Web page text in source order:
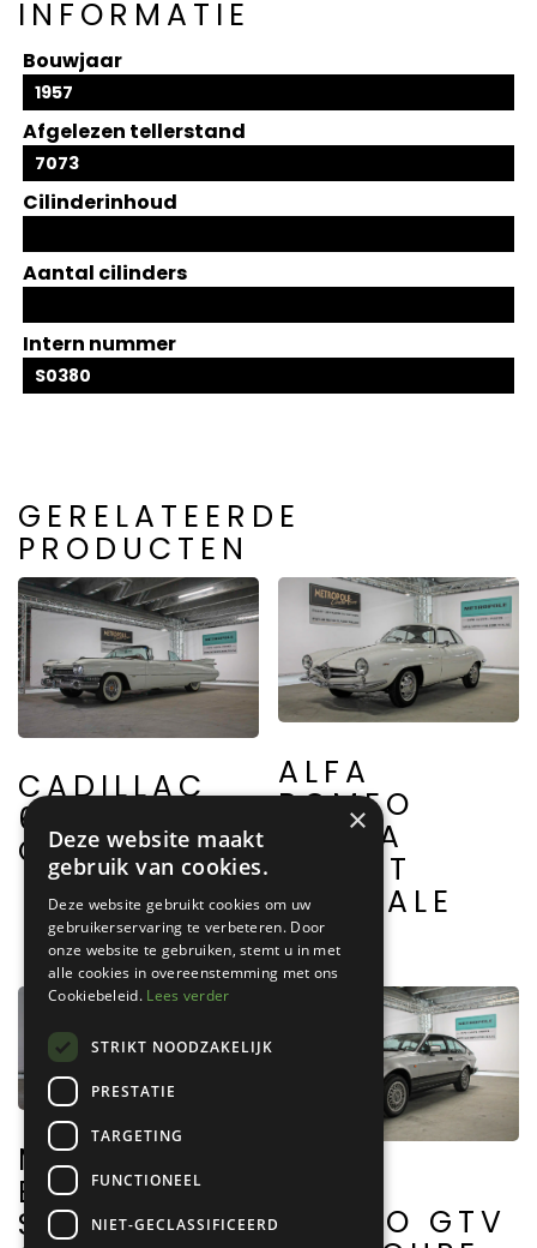
INFORMATIE
Bouwjaar
1957
Afgelezen tellerstand
7073
Cilinderinhoud
Aantal cilinders
Intern nummer
S0380
GERELATEERDE
PRODUCTEN
CADILLAC
62
CONVERTIBLE
ALFA
ROMEO
GIULIA
SPRINT
SPECIALE
MERCEDES
BENZ 280
SE 3.5 ROMEO GTV
×
Deze website maakt
gebruik van cookies.
Deze website gebruikt cookies om uw
gebruikerservaring te verbeteren. Door
onze website te gebruiken, stemt u in met
alle cookies in overeenstemming met ons
Cookiebeleid. Lees verder
STRIKT NOODZAKELIJK
PRESTATIE
TARGETING
FUNCTIONEEL
NIET-GECLASSIFICEERD